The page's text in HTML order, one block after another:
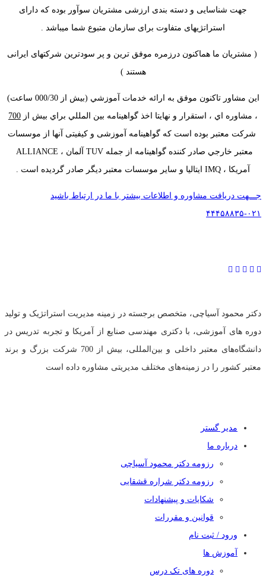
جهت شناسایی و دسته بندی ارزشی مشتریان سوآور بوده که دارای
استراتژیهای متفاوت برای سازمان متبوع شما میباشد .
( مشتریان ما هماکنون درزمره موفق ترین و پر سودترین شرکتهای ایرانی
هستند )
اين مشاور تاكنون موفق به ارائه خدمات آموزشي (بیش از 000/30 ساعت)
، مشاوره اي ، استقرار و نهايتا اخذ گواهينامه بين المللي براي بيش از 700
شركت معتبر بوده است كه گواهينامه آموزشی و کیفیتی آنها از موسسات
آمريكا ، IMQ ایتالیا و ساير موسسات معتبر ديگر صادر گردیده است .
جـــهت دریافت مشاوره و اطلاعات بیشتر با ما در ارتباط باشید
۰۲۱-۴۴۴۵۸۸۳۵
دکتر محمود آسیاچی، متخصص برجسته در زمینه مدیریت استراتژیک و تولید
دوره های آموزشی، با دکتری مهندسی صنایع از آمریکا و تجربه تدریس در
دانشگاه‌های معتبر داخلی و بین‌المللی، بیش از 700 شرکت بزرگ و برند
معتبر کشور را در زمینه‌های مختلف مدیریتی مشاوره داده است
مدیر گستر
درباره ما
رزومه دکتر محمود آسیاچی
رزومه دکتر شراره قشقایی
شکایات و پیشنهادات
قوانین و مقررات
ورود / ثبت نام
آموزش ها
دوره های تک درس